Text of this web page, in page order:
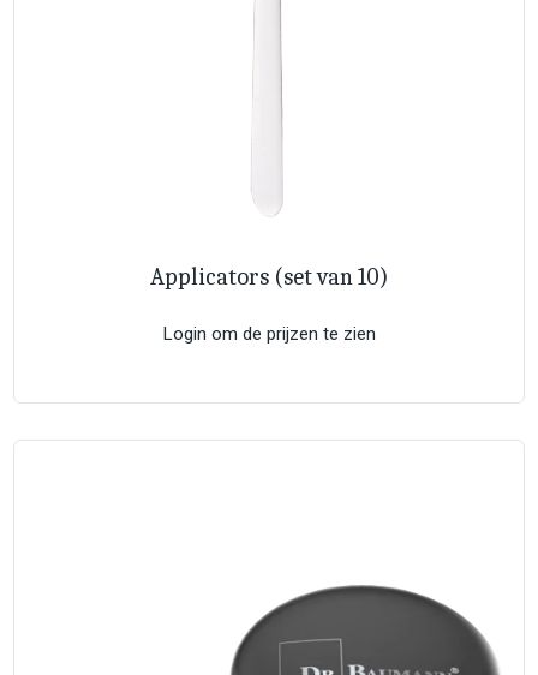
Applicators (set van 10)
Login om de prijzen te zien